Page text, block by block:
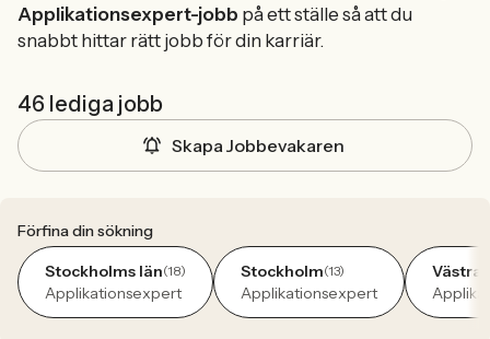
Applikationsexpert-jobb på ett ställe så att du
snabbt hittar rätt jobb för din karriär.
46 lediga jobb
Skapa Jobbevakaren
Förfina din sökning
Stockholms län(18)
Applikationsexpert
Stockholm(13)
Applikationsexpert
Västra